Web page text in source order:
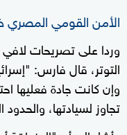
الأمن القومي المصري
وردا على تصريحات
التوتر، قال فارس:
وإن كانت جادة فعليها
تجاوز لسيادتها،